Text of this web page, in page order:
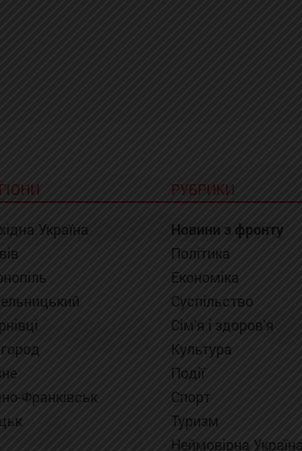
Україна
Франківськ
РУБРИКИ
Новини з фронту
Політика
Економіка
Суспільство
Сім'я і здоров'я
Культура
Події
Спорт
Туризм
Неймовірна Україна